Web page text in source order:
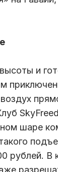
и
шаре
рублей. В